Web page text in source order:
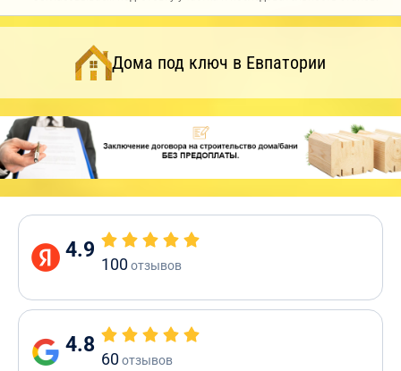
Дома под ключ в Евпатории
4.9
100отзывов
4.8
60отзывов